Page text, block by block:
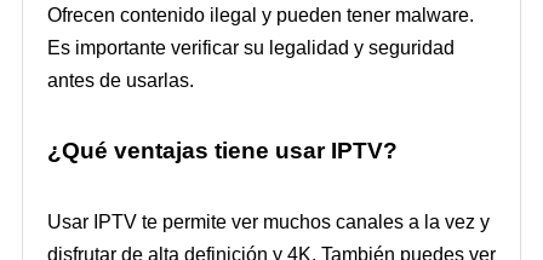
Ofrecen contenido ilegal y pueden tener malware.
Es importante verificar su legalidad y seguridad
antes de usarlas.
¿Qué ventajas tiene usar IPTV?
Usar IPTV te permite ver muchos canales a la vez y
disfrutar de alta definición y 4K. También puedes ver